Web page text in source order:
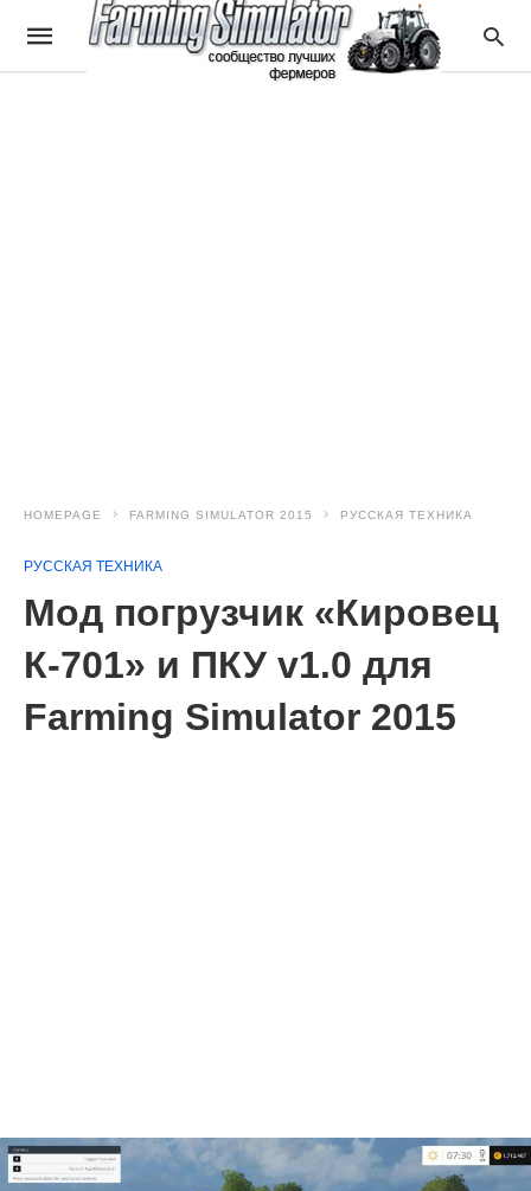
HOMEPAGE FARMING SIMULATOR 2015 РУССКАЯ ТЕХНИКА
РУССКАЯ ТЕХНИКА
Мод погрузчик «Кировец
К-701» и ПКУ v1.0 для
Farming Simulator 2015